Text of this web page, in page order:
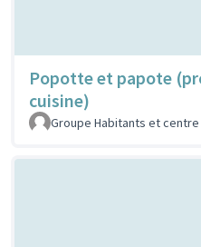
Popotte et papote
cuisine)
Groupe Habitants et